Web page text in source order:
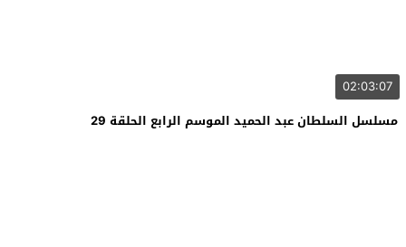
02:03:07
مسلسل السلطان عبد الحميد الموسم الرابع الحلقة 29